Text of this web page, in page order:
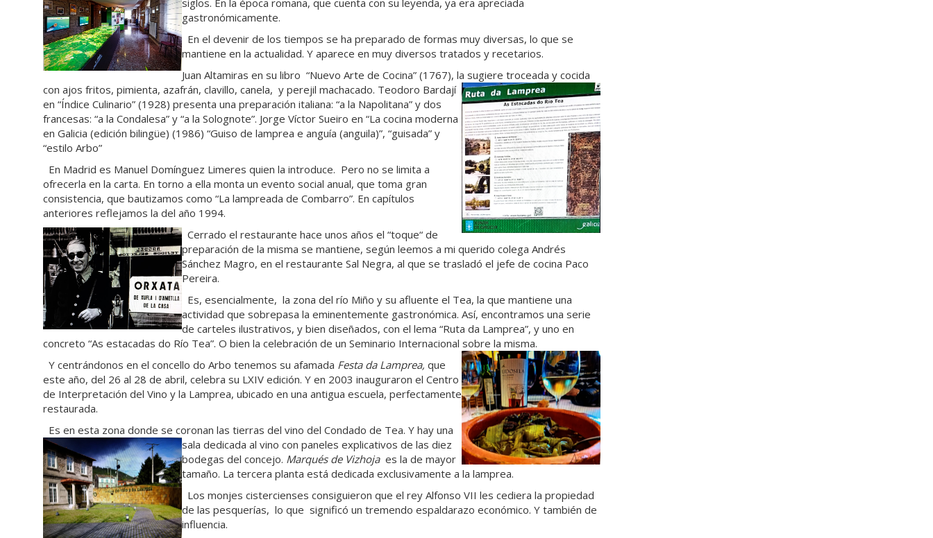
siglos. En la época romana, que cuenta con su leyenda, ya era apreciada
gastronómicamente.
En el devenir de los tiempos se ha preparado de formas muy diversas, lo que se
mantiene en la actualidad. Y aparece en muy diversos tratados y recetarios.
Juan Altamiras en su libro “Nuevo Arte de Cocina” (1767), la sugiere troceada y cocida
con ajos fritos, pimienta, azafrán, clavillo, canela, y perejil machacado. Teodoro Bardají
en “Índice Culinario” (1928) presenta una preparación italiana: “a la Napolitana” y dos
francesas: “a la Condalesa” y “a la Solognote”. Jorge Víctor Sueiro en “La cocina moderna
en Galicia (edición bilingüe) (1986) “Guiso de lamprea e anguía (anguila)”, “guisada” y
“estilo Arbo”
En Madrid es Manuel Domínguez Limeres quien la introduce. Pero no se limita a
ofrecerla en la carta. En torno a ella monta un evento social anual, que toma gran
consistencia, que bautizamos como “La lampreada de Combarro”. En capítulos
anteriores reflejamos la del año 1994.
Cerrado el restaurante hace unos años el “toque“ de
preparación de la misma se mantiene, según leemos a mi querido colega Andrés
Sánchez Magro, en el restaurante Sal Negra, al que se trasladó el jefe de cocina Paco
Pereira.
Es, esencialmente, la zona del río Miño y su afluente el Tea, la que mantiene una
actividad que sobrepasa la eminentemente gastronómica. Así, encontramos una serie
de carteles ilustrativos, y bien diseñados, con el lema “Ruta da Lamprea”, y uno en
concreto “As estacadas do Río Tea”. O bien la celebración de un Seminario Internacional sobre la misma.
Y centrándonos en el concello do Arbo tenemos su afamada Festa da Lamprea, que
este año, del 26 al 28 de abril, celebra su LXIV edición. Y en 2003 inauguraron el Centro
de Interpretación del Vino y la Lamprea, ubicado en una antigua escuela, perfectamente
restaurada.
Es en esta zona donde se coronan las tierras del vino del Condado de Tea. Y hay una
sala dedicada al vino con paneles explicativos de las diez
bodegas del concejo. Marqués de Vizhojaes la de mayor
tamaño. La tercera planta está dedicada exclusivamente a la lamprea.
Los monjes cistercienses consiguieron que el rey Alfonso VII les cediera la propiedad
de las pesquerías, lo que significó un tremendo espaldarazo económico. Y también de
influencia.